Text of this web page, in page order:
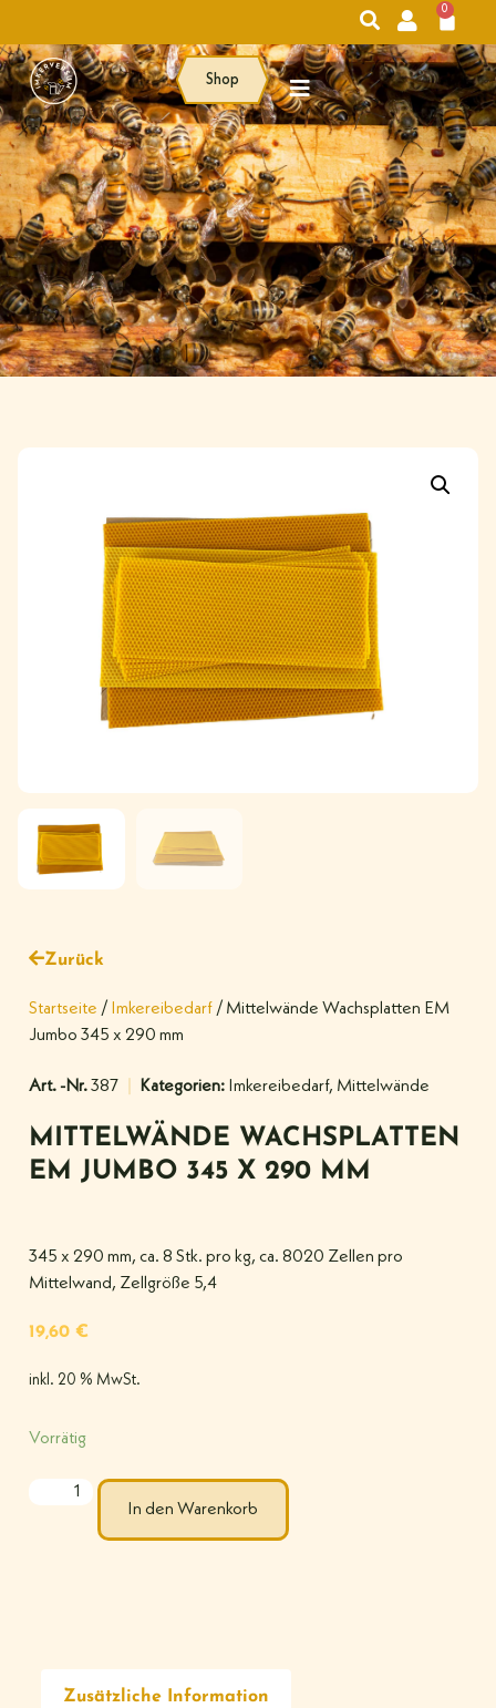
0
Shop
Zurück
Startseite / Imkereibedarf / Mittelwände Wachsplatten EM
Jumbo 345 x 290 mm
Art. -Nr.387 Kategorien: Imkereibedarf, Mittelwände
MITTELWÄNDE WACHSPLATTEN
EM JUMBO 345 X 290 MM
345 x 290 mm, ca. 8 Stk. pro kg, ca. 8020 Zellen pro
Mittelwand, Zellgröße 5,4
19,60 €
inkl. 20 % MwSt.
Vorrätig
In den Warenkorb
Zusätzliche Information